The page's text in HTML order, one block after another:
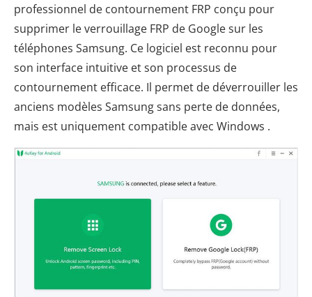
professionnel de contournement FRP conçu pour
supprimer le verrouillage FRP de Google sur les
téléphones Samsung. Ce logiciel est reconnu pour
son interface intuitive et son processus de
contournement efficace. Il permet de déverrouiller les
anciens modèles Samsung sans perte de données,
mais est uniquement compatible avec Windows .